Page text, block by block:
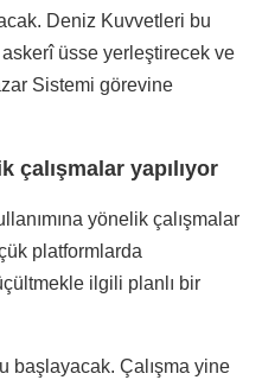
Deniz Kuvvetleri bu
üsse yerleştirecek ve
Sistemi görevine
çalışmalar yapılıyor
yönelik çalışmalar
platformlarda
ilgili planlı bir
başlayacak. Çalışma yine